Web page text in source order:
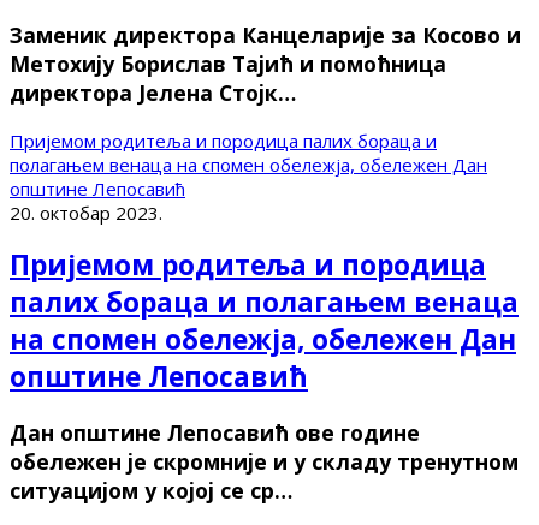
Заменик директора Канцеларије за Косово и
Метохију Борислав Тајић и помоћница
директора Јелена Стојк…
Пријемом родитеља и породица палих бораца и
полагањем венаца на спомен обележја, обележен Дан
општине Лепосавић
20. октобар 2023.
Пријемом родитеља и породица
палих бораца и полагањем венаца
на спомен обележја, обележен Дан
општине Лепосавић
Дан општине Лепосавић ове године
обележен је скромније и у складу тренутном
ситуацијом у којој се ср…